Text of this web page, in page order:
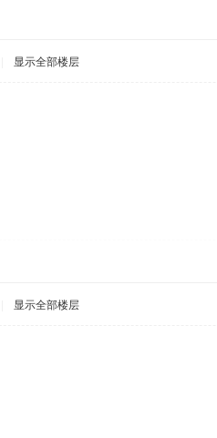
显示全部楼层
显示全部楼层